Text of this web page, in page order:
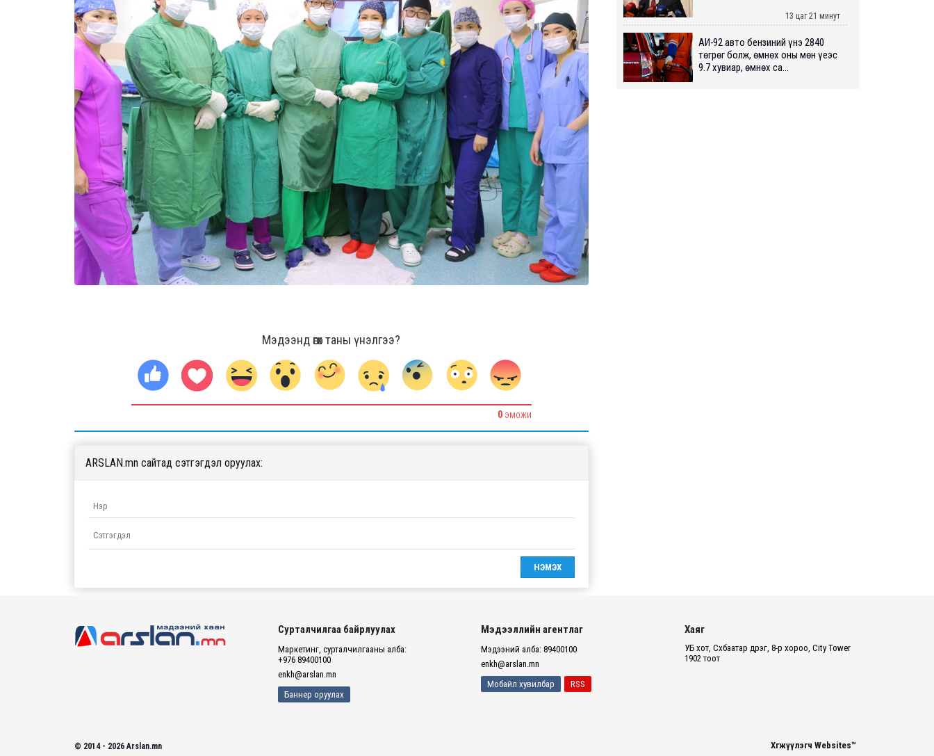
Мэдээнд өгөх таны үнэлгээ?
0 ЭМОЖИ
ARSLAN.mn сайтад сэтгэгдэл оруулах:
13 цаг 21 минут
АИ-92 авто бензиний үнэ 2840
төгрөг болж, өмнөх оны мөн үеэс
9.7 хувиар, өмнөх са...
тэтгэмжийг энэ сарын 20-нд
олгоно
иргэн дэмжиж гарын ...
Сурталчилгаа байрлуулах
Маркетинг, сурталчилгааны алба:
+976 89400100
enkh@arslan.mn
Баннер оруулах
Мэдээллийн агентлаг
Мэдээний алба: 89400100
enkh@arslan.mn
Мобайл хувилбар
RSS
Хаяг
УБ хот, Сүхбаатар дүүрэг, 8-р хороо, City Tower
1902 тоот
© 2014 - 2026 Arslan.mn Хөгжүүлэгч Websites™